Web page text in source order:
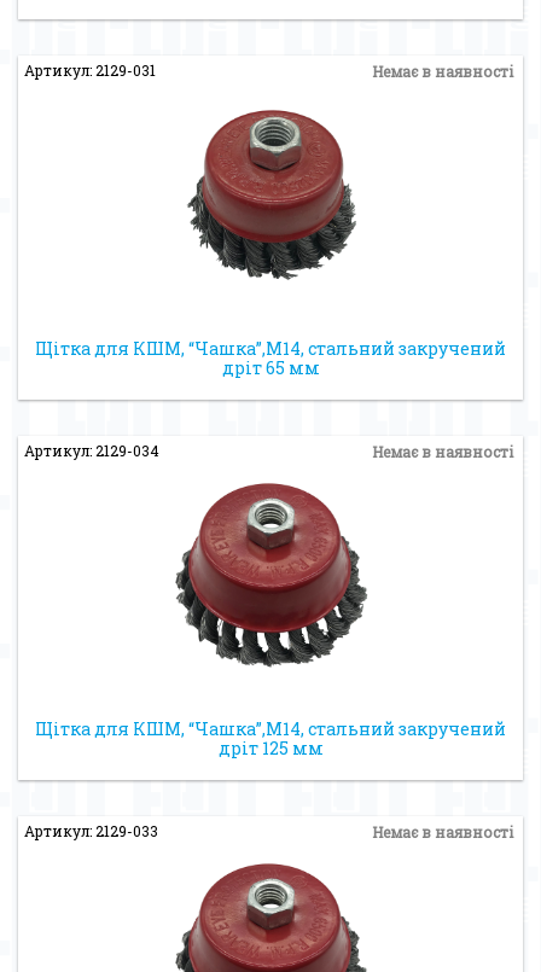
Артикул: 2129-031 Немає в наявності
Щітка для КШМ, “Чашка”,М14, стальний закручений
дріт 65 мм
Артикул: 2129-034 Немає в наявності
Щітка для КШМ, “Чашка”,М14, стальний закручений
дріт 125 мм
Артикул: 2129-033 Немає в наявності